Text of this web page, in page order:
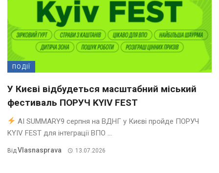
ПОДІЇ
У Києві відбудеться масштабний міський
фестиваль ПОРУЧ KYIV FEST
AI SUMMARY9 серпня на ВДНГ у Києві пройде ПОРУЧ
KYIV FEST для інтеграції ВПО ...
Від Vlasnasprava 13.07.2026